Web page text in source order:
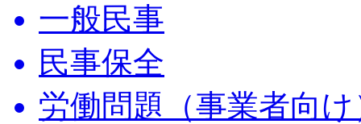
一般民事
民事保全
労働問題（事業者向け